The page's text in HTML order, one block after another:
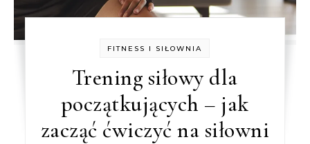
FITNESS I SIŁOWNIA
Trening siłowy dla
początkujących – jak
zacząć ćwiczyć na siłowni